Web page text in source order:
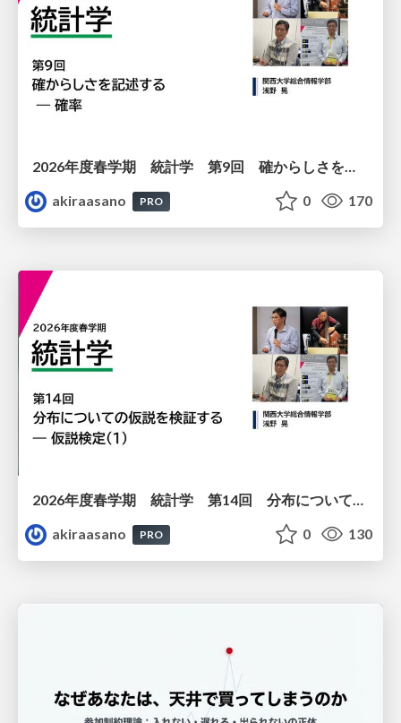
2026年度春学期 統計学 第9回 確からしさを記述する ー 確率 (2026. 5. 28)
akiraasano
PRO 0 170
2026年度春学期 統計学 第14回 分布についての仮説を検証する ― 仮説検定（１） (2026. 7. 2)
akiraasano
PRO 0 130